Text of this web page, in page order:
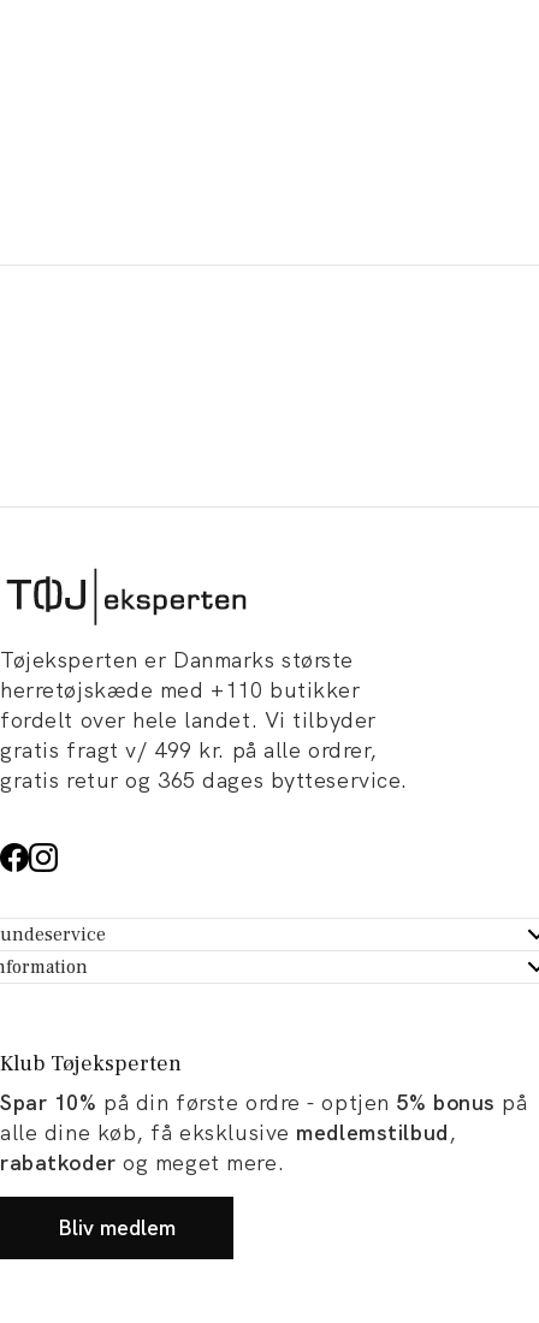
Tøjeksperten er Danmarks største
herretøjskæde med +110 butikker
fordelt over hele landet. Vi tilbyder
gratis fragt v/ 499 kr. på alle ordrer,
gratis retur og 365 dages bytteservice.
- Hjælpecenter
dit køb
Tøjeksperten
og artikler
og karriere
Klub Tøjeksperten
Spar 10% på din første ordre - optjen 5% bonus på
alle dine køb, få eksklusive medlemstilbud,
rabatkoder og meget mere.
Bliv medlem